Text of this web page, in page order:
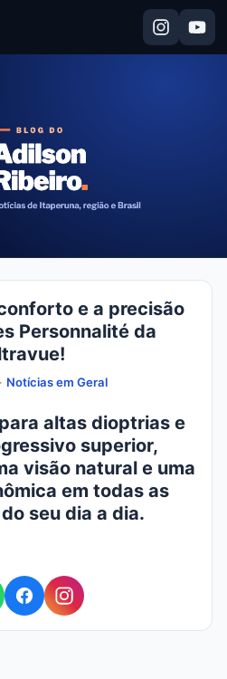
e a precisão
Personnalité da
· Notícias em Geral
altas dioptrias e
superior,
visão natural e uma
em todas as
seu dia a dia.